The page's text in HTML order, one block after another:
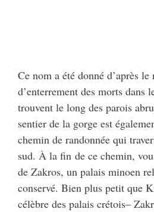
Ce nom a été donné d’après
d’enterrement des morts dans
trouvent le long des parois
sentier de la gorge est
chemin de randonnée qui
sud. À la fin de ce chemin,
de Zakros, un palais minoen
conservé. Bien plus petit que
célèbre des palais crétois–